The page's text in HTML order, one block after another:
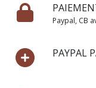
Paypal, CB
PAYPAL